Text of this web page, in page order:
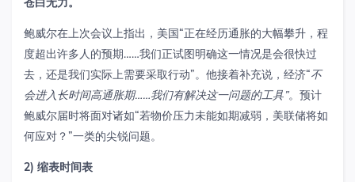
鲍威尔在上次会议上指出，美国“正在经历通胀的大幅攀升，程
度超出许多人的预期……我们正试图明确这一情况是会很快过
去，还是我们实际上需要采取行动”。他接着补充说，经济“不
会进入长时间高通胀期……我们有解决这一问题的工具”。预计
鲍威尔届时将面对诸如“若物价压力未能如期减弱，美联储将如
何应对？”一类的尖锐问题。
2) 缩表时间表